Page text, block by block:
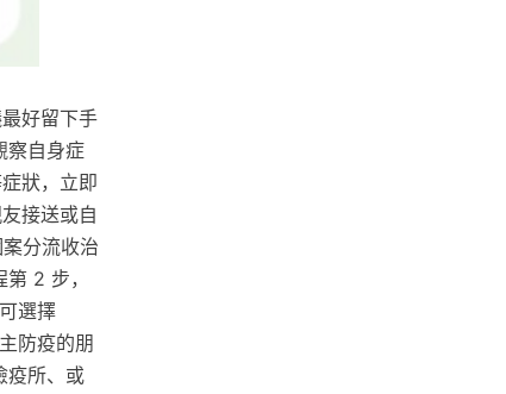
好留下手
察自身症
狀，立即
接送或自
分流收治
2 步，
選擇
防疫的朋
疫所、或